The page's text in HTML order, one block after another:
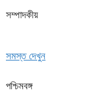
সম্পাদকীয়
সমস্ত দেখুন
পশ্চিমবঙ্গ